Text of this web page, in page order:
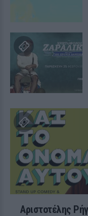
Αριστοτέλης